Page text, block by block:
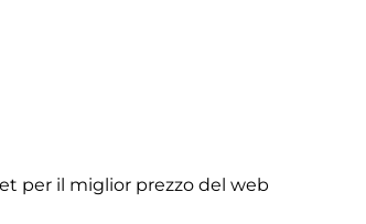
per il miglior prezzo del web